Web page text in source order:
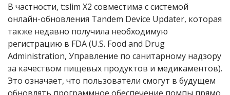
В частности, t:slim X2 совместима с системой
онлайн-обновления Tandem Device Updater, которая
также недавно получила необходимую
регистрацию в FDA (U.S. Food and Drug
Administration, Управление по санитарному надзору
за качеством пищевых продуктов и медикаментов).
Это означает, что пользователи смогут в будущем